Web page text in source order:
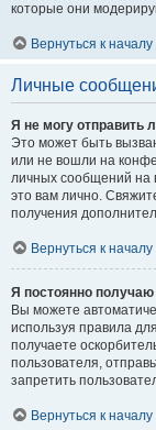
которые они
Вернуться к началу
Личные
Я не могу отправить
Это может быть
или не вошли на
личных сообщений на
это вам лично.
получения
Вернуться к началу
Я постоянно
Вы можете
используя правила
получаете
пользователя,
запретить
Вернуться к началу